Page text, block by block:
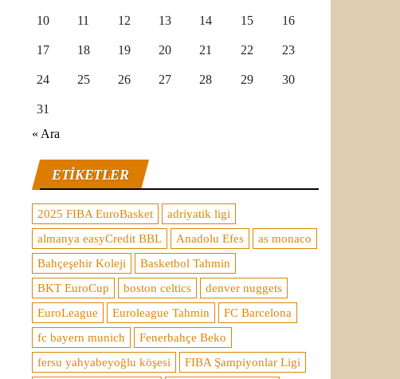
10 11 12 13 14 15 16
17 18 19 20 21 22 23
24 25 26 27 28 29 30
31
« Ara
ETIKETLER
2025 FIBA EuroBasket
adriyatik ligi
almanya easyCredit BBL
Anadolu Efes
as monaco
Bahçeşehir Koleji
Basketbol Tahmin
BKT EuroCup
boston celtics
denver nuggets
EuroLeague
Euroleague Tahmin
FC Barcelona
fc bayern munich
Fenerbahçe Beko
fersu yahyabeyoğlu köşesi
FIBA Şampiyonlar Ligi